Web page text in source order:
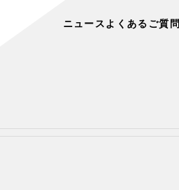
ニュース よくあるご質問